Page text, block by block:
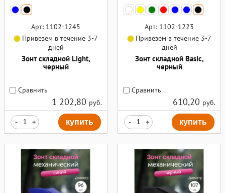
Арт: 1102-1245
Привезем в течение 3-7
дней
Зонт складной Light,
черный
Сравнить
1 202,80 руб.
- + купить
Арт: 1102-1223
Привезем в течение 3-7
дней
Зонт складной Basic,
черный
Сравнить
610,20 руб.
- + купить